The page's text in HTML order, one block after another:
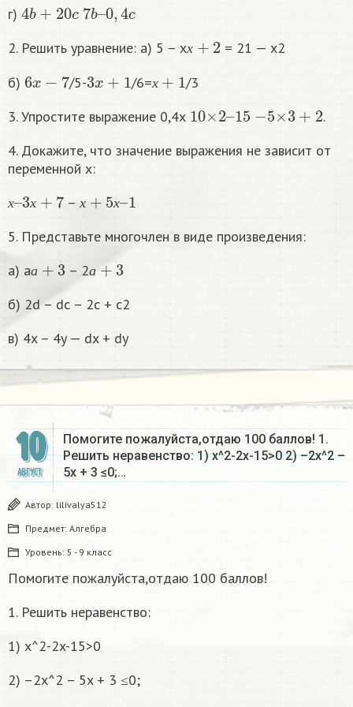
г)
2. Решить уравнение: а) 5 – хх
= 21 — х2
б)
6
/5-
3
/6= х
/3
3. Упростите выражение 0,4х
10 2–
15 5× +
.
4. Докажите, что значение выражения не зависит от
переменной х:
х
–
х –х х
5. Представьте многочлен в виде произведения:
а) а а – 2а
3
б) 2d – dc – 2c + c2
в) 4x – 4y — dx + dy
10
АВГУСТ
Помогите пожалуйста,отдаю 100 баллов! 1.
Решить неравенство: 1) x^2-2x-15>0 2) –2x^2 –
5x + 3 ≤0;…
Автор: lilivalya512
Предмет: Алгебра
Уровень: 5 - 9 класс
Помогите пожалуйста,отдаю 100 баллов!
1. Решить неравенство:
1) x^2-2x-15>0
2) –2x^2 – 5x + 3 ≤0;